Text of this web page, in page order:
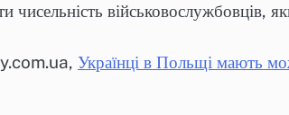
чисельність військовослужбовців,
Українці в Польщі мають